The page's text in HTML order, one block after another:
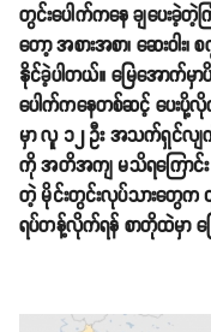
တွင်းပေါက်ကနေ ချပေးခဲ့တဲ့
တော့ အစားအစာ၊ ဆေးဝါး
နိုင်ခဲ့ပါတယ်။ မြေအောက်
ပေါက်ကနေတစ်ဆင့် ပေးပို့
မှာ လူ ၁၂ ဦး အသက်ရှင်လျက်
ကို အတိအကျ မသိရကြောင်း
တဲ့ မိုင်းတွင်းလုပ်သားတွေက
ရပ်တန့်လိုက်ရန် စာတိုထဲမှာ ပြ